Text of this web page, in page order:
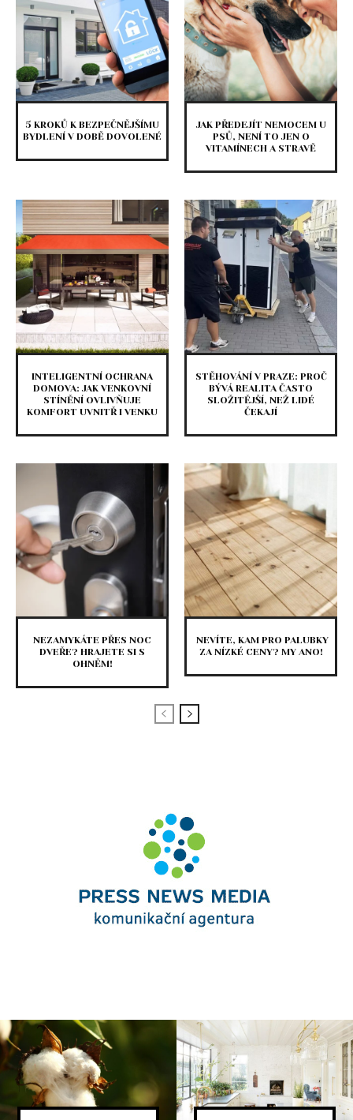
5 KROKŮ K BEZPEČNĚJŠÍMU
BYDLENÍ V DOBĚ DOVOLENÉ
JAK PŘEDEJÍT NEMOCEM U
PSŮ, NENÍ TO JEN O
VITAMÍNECH A STRAVĚ
INTELIGENTNÍ OCHRANA
DOMOVA: JAK VENKOVNÍ
STÍNĚNÍ OVLIVŇUJE
KOMFORT UVNITŘ I VENKU
STĚHOVÁNÍ V PRAZE: PROČ
BÝVÁ REALITA ČASTO
SLOŽITĚJŠÍ, NEŽ LIDÉ
ČEKAJÍ
NEZAMYKÁTE PŘES NOC
DVEŘE? HRAJETE SI S
OHNĚM!
NEVÍTE, KAM PRO PALUBKY
ZA NÍZKÉ CENY? MY ANO!